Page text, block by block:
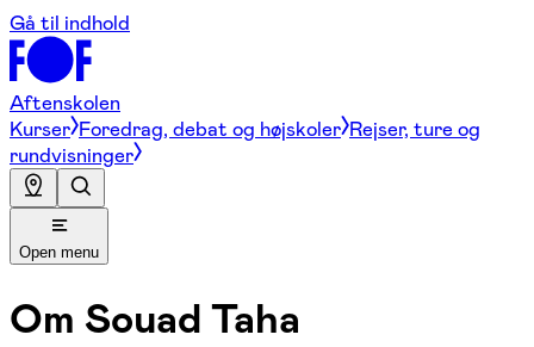
Gå til indhold
Aftenskolen
Kurser Foredrag, debat og højskoler Rejser, ture og
rundvisninger
Open menu
Om Souad Taha